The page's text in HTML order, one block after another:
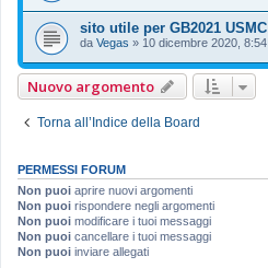
sito utile per GB2021 USMC
da Vegas » 10 dicembre 2020, 8:54
Nuovo argomento
Torna all’Indice della Board
PERMESSI FORUM
Non puoi aprire nuovi argomenti
Non puoi rispondere negli argomenti
Non puoi modificare i tuoi messaggi
Non puoi cancellare i tuoi messaggi
Non puoi inviare allegati